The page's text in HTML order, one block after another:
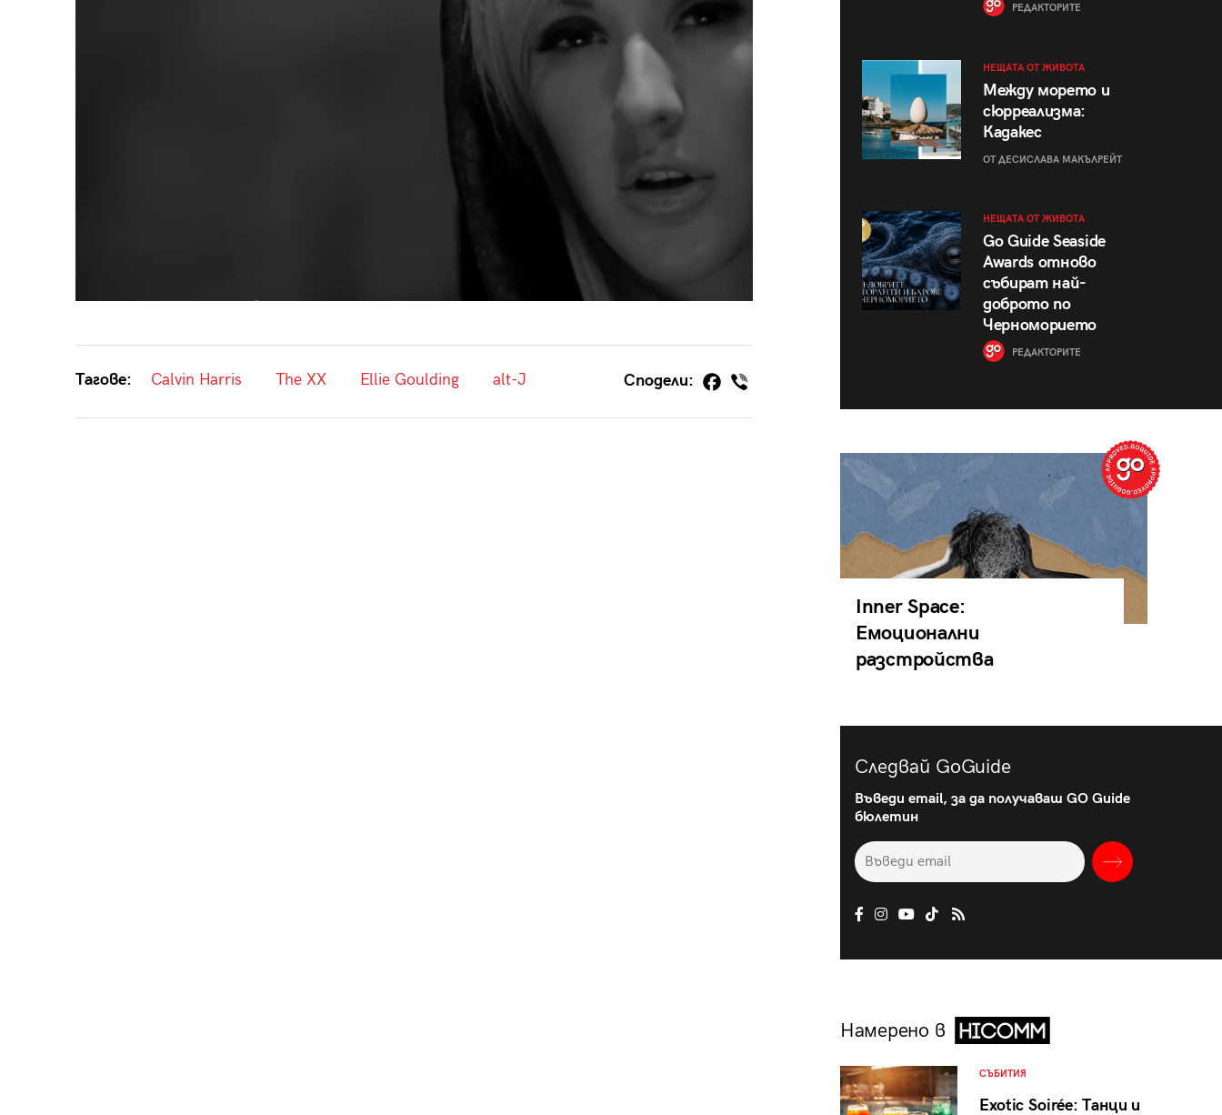
Тагове: Calvin Harris The XX Ellie Goulding alt-J Сподели:
РЕДАКТОРИТЕ
НЕЩАТА ОТ ЖИВОТА
Между морето и
сюрреализма:
Кадакес
ОТ ДЕСИСЛАВА МАКЪЛРЕЙТ
НЕЩАТА ОТ ЖИВОТА
Go Guide Seaside
Awards отново
събират най-
доброто по
Черноморието
РЕДАКТОРИТЕ
Inner Space:
Емоционални
разстройства
Следвай GoGuide
Въведи email, за да получаваш GO Guide
бюлетин
Намерено в
СЪБИТИЯ
Exotic Soirée: Танци и